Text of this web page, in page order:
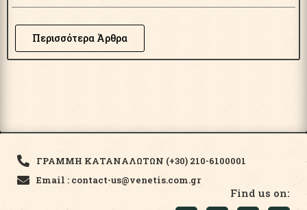
Περισσότερα Άρθρα
ΓΡΑΜΜΗ ΚΑΤΑΝΑΛΩΤΩΝ (+30) 210-6100001
Email : contact-us@venetis.com.gr
Find us on: